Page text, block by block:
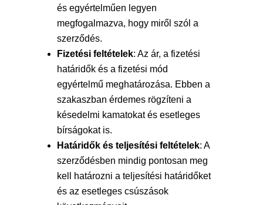
és egyértelműen legyen
megfogalmazva, hogy miről szól a
szerződés.
Fizetési feltételek: Az ár, a fizetési
határidők és a fizetési mód
egyértelmű meghatározása. Ebben a
szakaszban érdemes rögzíteni a
késedelmi kamatokat és esetleges
bírságokat is.
Határidők és teljesítési feltételek: A
szerződésben mindig pontosan meg
kell határozni a teljesítési határidőket
és az esetleges csúszások